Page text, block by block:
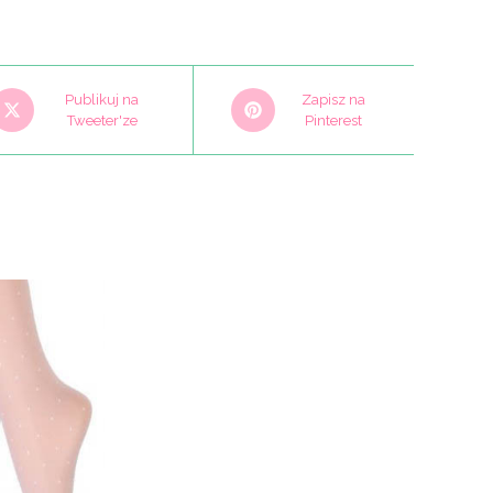
Publikuj na
Tweeter'ze
Opens
in
Zapisz na
Pinterest